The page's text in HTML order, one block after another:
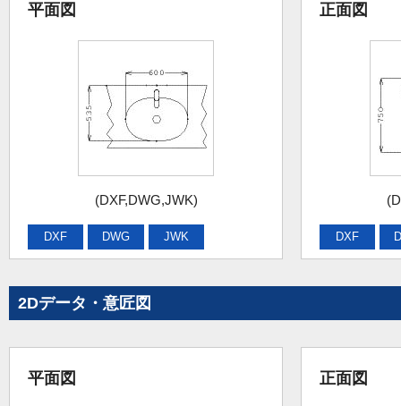
平面図
(DXF,DWG,JWK)
DXF DWG JWK
正面図
DXF
2Dデータ・意匠図
平面図 正面図